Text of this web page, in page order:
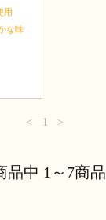
用
な味
< 1 >
品中 1～7商品